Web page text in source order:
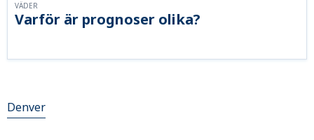
Varför är prognoser olika?
VÄDER
Denver